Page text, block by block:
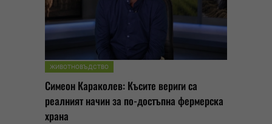
ЖИВОТНОВЪДСТВО
Симеон Караколев: Късите вериги са
реалният начин за по-достъпна фермерска
храна